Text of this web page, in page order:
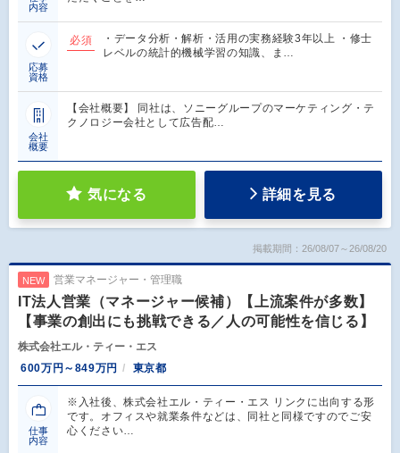
内容
応募
資格
必須
・データ分析・解析・活用の実務経験3年以上 ・修士
レベルの統計的機械学習の知識、ま…
会社
概要
【会社概要】 同社は、ソニーグループのマーケティング・テ
クノロジー会社として広告配…
気になる 詳細を見る
掲載期間：26/08/07～26/08/20
NEW 営業マネージャー・管理職
IT法人営業（マネージャー候補）【上流案件が多数】
【事業の創出にも挑戦できる／人の可能性を信じる】
株式会社エル・ティー・エス
600万円～849万円
東京都
仕事
内容
※入社後、株式会社エル・ティー・エス リンクに出向する形
です。オフィスや就業条件などは、同社と同様ですのでご安
心ください…